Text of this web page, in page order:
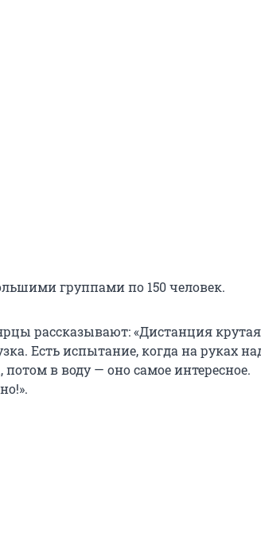
группами по 150 человек.
рассказывают: «Дистанция
Есть испытание, когда на руках
в воду — оно самое интересное.